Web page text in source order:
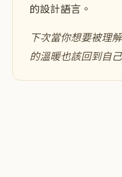
的設計語言。
下次當你想要被理
的溫暖也該回到自